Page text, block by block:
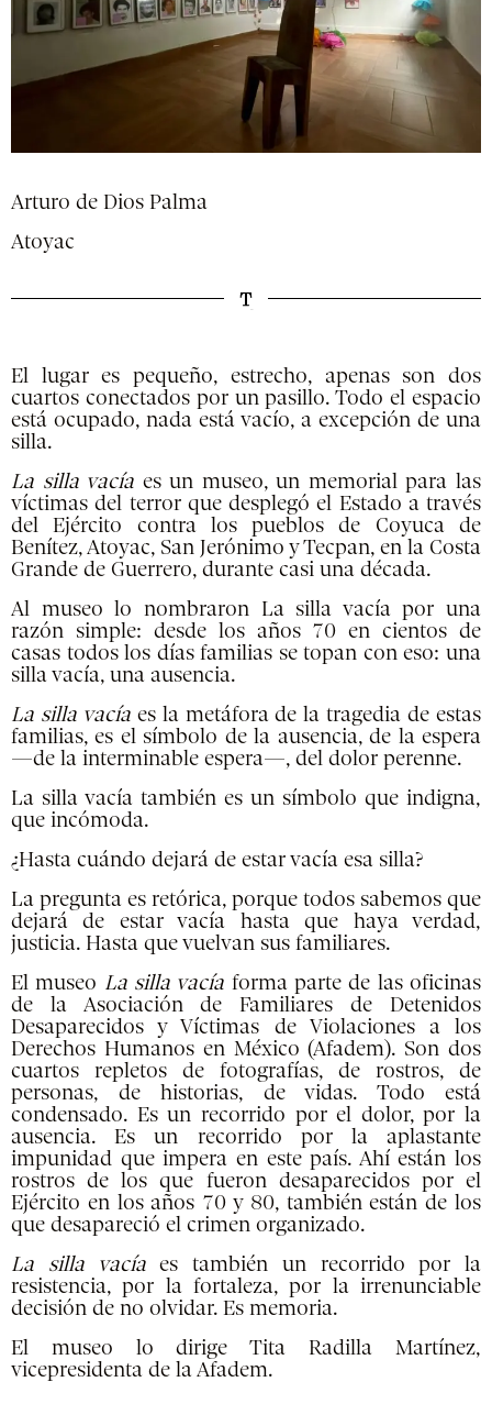
Arturo de Dios Palma
Atoyac
El lugar es pequeño, estrecho, apenas son dos
cuartos conectados por un pasillo. Todo el espacio
está ocupado, nada está vacío, a excepción de una
silla.
La silla vacía es un museo, un memorial para las
víctimas del terror que desplegó el Estado a través
del Ejército contra los pueblos de Coyuca de
Benítez, Atoyac, San Jerónimo y Tecpan, en la Costa
Grande de Guerrero, durante casi una década.
Al museo lo nombraron La silla vacía por una
razón simple: desde los años 70 en cientos de
casas todos los días familias se topan con eso: una
silla vacía, una ausencia.
La silla vacíaes la metáfora de la tragedia de estas
familias, es el símbolo de la ausencia, de la espera
—de la interminable espera—, del dolor perenne.
La silla vacía también es un símbolo que indigna,
que incómoda.
¿Hasta cuándo dejará de estar vacía esa silla?
La pregunta es retórica, porque todos sabemos que
dejará de estar vacía hasta que haya verdad,
justicia. Hasta que vuelvan sus familiares.
El museo La silla vacía forma parte de las oficinas
de la Asociación de Familiares de Detenidos
Desaparecidos y Víctimas de Violaciones a los
Derechos Humanos en México (Afadem). Son dos
cuartos repletos de fotografías, de rostros, de
personas, de historias, de vidas. Todo está
condensado. Es un recorrido por el dolor, por la
ausencia. Es un recorrido por la aplastante
impunidad que impera en este país. Ahí están los
rostros de los que fueron desaparecidos por el
Ejército en los años 70 y 80, también están de los
que desapareció el crimen organizado.
La silla vacíaes también un recorrido por la
resistencia, por la fortaleza, por la irrenunciable
decisión de no olvidar. Es memoria.
El museo lo dirige Tita Radilla Martínez,
vicepresidenta de la Afadem.